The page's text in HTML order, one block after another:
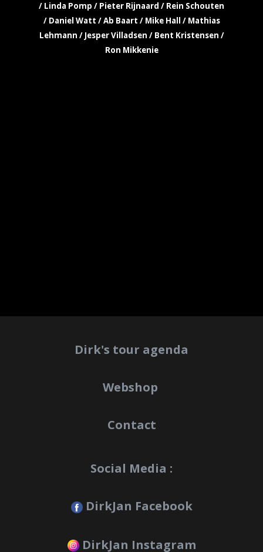
/ Linda Pomp / Pieter Rijnaard / Rein Schouten
/ Daniel Watt / Ab Baart / Mike Hall / Mathias
Lehmann / Jesper Villadsen / Bent Kristensen /
Ron Mikkenie
Dirk's tour agenda
Webshop
Contact
Social Media :
DirkJan Facebook
DirkJan Instagram